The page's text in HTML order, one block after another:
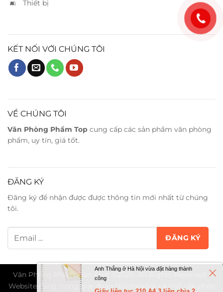
Thiết bị
KẾT NỐI VỚI CHÚNG TÔI
VỀ CHÚNG TÔI
Văn Phòng Phẩm Top cung cấp các sản phẩm văn phòng
phẩm, uy tín, giá tốt.
ĐĂNG KÝ
Đăng ký để nhận được được thông tin mới nhất từ chúng
tôi.
Văn Phòng Phẩm Trân Phát ©2026. All Rights Reserved -
Website đang trong giai đoạn thử nghiệm và chờ cấp phép
Anh Thắng ở Hà Nội vừa đặt hàng thành
Giấy liên tục 210 A4 3 liên chia 2